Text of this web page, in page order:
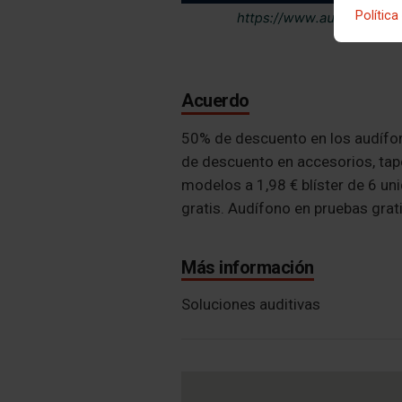
Acuerdo
50% de descuento en los
de descuento en accesorios,
modelos a 1,98 € blíster de 6
gratis. Audífono en pruebas
Más información
Soluciones auditivas